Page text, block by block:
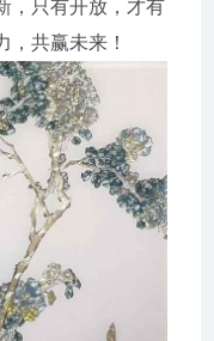
，只有开放，才有
，共赢未来！